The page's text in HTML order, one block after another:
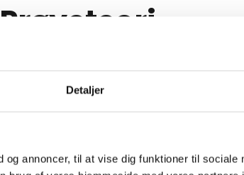
Detaljer
annoncer, til at vise dig funktioner til sociale
Prøveteori
Kom og øv dig til teoriprøven